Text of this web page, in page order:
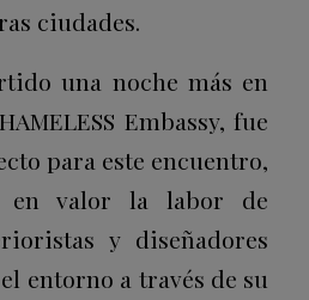
ciudades.
una noche más en
Embassy, fue
para este encuentro,
en valor la labor de
y diseñadores
entorno a través de su